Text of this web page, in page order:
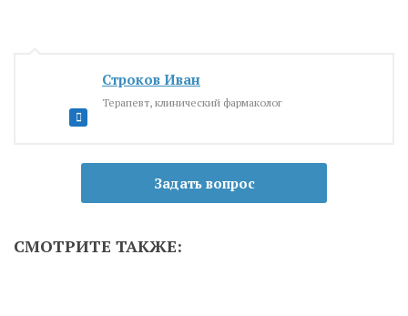
Строков Иван
Терапевт, клинический фармаколог
Задать вопрос
СМОТРИТЕ ТАКЖЕ: